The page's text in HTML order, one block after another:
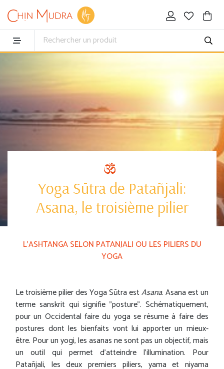
Yoga Sūtra de Patañjali:
Asana, le troisième pilier
L'ASHTANGA SELON PATANJALI OU LES PILIERS DU
YOGA
Le troisième pilier des Yoga Sūtra estAsana. Asana est un
terme sanskrit qui signifie "posture". Schématiquement,
pour un Occidental faire du yoga se résume à faire des
postures dont les bienfaits vont lui apporter un mieux-
être. Pour un yogi, les asanas ne sont pas un objectif, mais
un outil qui permet d'atteindre l'illumination. Pour
Patañjali, les deux premiers piliers, yama et niyama